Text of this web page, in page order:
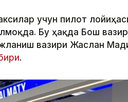
учун пилот
Бу ҳақда Бош вазир
вазири Жаслан
.